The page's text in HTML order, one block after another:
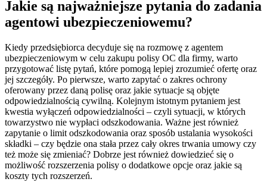
Jakie są najważniejsze pytania do zadania
agentowi ubezpieczeniowemu?
Kiedy przedsiębiorca decyduje się na rozmowę z agentem
ubezpieczeniowym w celu zakupu polisy OC dla firmy, warto
przygotować listę pytań, które pomogą lepiej zrozumieć ofertę oraz
jej szczegóły. Po pierwsze, warto zapytać o zakres ochrony
oferowany przez daną polisę oraz jakie sytuacje są objęte
odpowiedzialnością cywilną. Kolejnym istotnym pytaniem jest
kwestia wyłączeń odpowiedzialności – czyli sytuacji, w których
towarzystwo nie wypłaci odszkodowania. Ważne jest również
zapytanie o limit odszkodowania oraz sposób ustalania wysokości
składki – czy będzie ona stała przez cały okres trwania umowy czy
też może się zmieniać? Dobrze jest również dowiedzieć się o
możliwość rozszerzenia polisy o dodatkowe opcje oraz jakie są
koszty tych rozszerzeń.